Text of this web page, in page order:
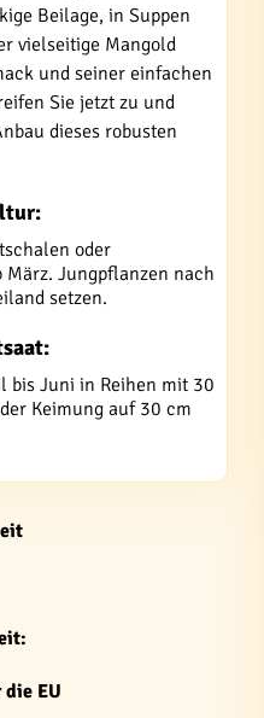
Beilage, in Suppen
vielseitige Mangold
und seiner einfachen
Sie jetzt zu und
dieses robusten
oder
Jungpflanzen nach
setzen.
bis Juni in Reihen mit 30
Keimung auf 30 cm
EU